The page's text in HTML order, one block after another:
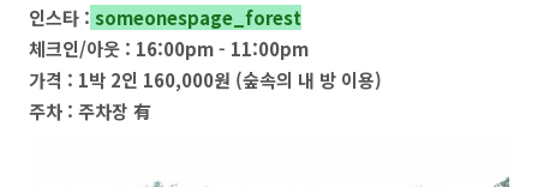
인스타 : someonespage_forest
체크인/아웃 : 16:00pm - 11:00pm
가격 : 1박 2인 160,000원 (숲속의 내 방 이용)
주차 : 주차장 有